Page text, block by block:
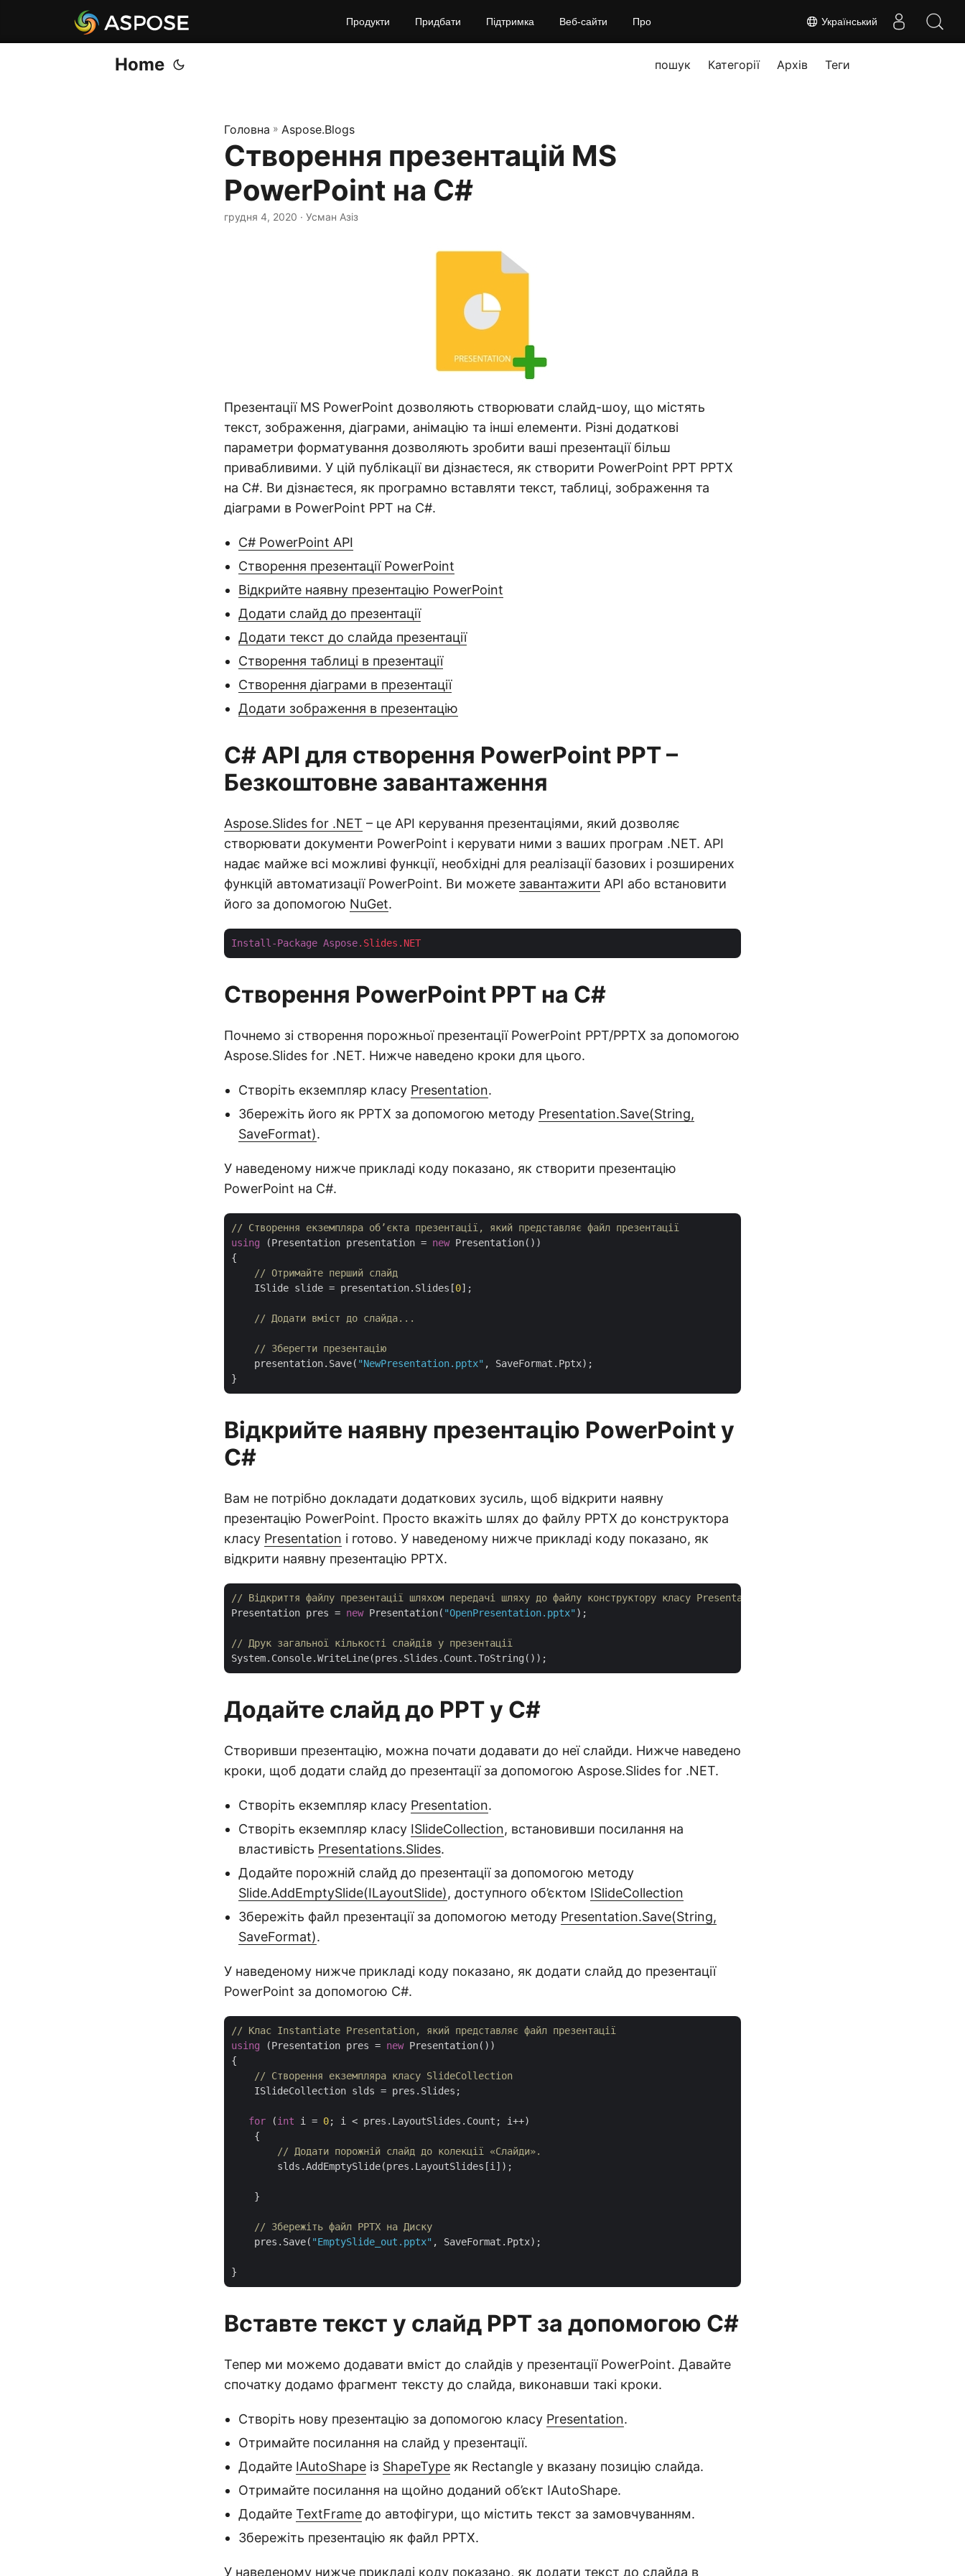
Український
Продукти Придбати Підтримка Веб‑сайти Про
Home пошук Категорії Архів Теги
Головна » Aspose.Blogs
Створення презентацій MS
PowerPoint на C#
грудня 4, 2020 · Усман Азіз
Презентації MS PowerPoint дозволяють створювати слайд-шоу, що містять
текст, зображення, діаграми, анімацію та інші елементи. Різні додаткові
параметри форматування дозволяють зробити ваші презентації більш
привабливими. У цій публікації ви дізнаєтеся, як створити PowerPoint PPT PPTX
на C#. Ви дізнаєтеся, як програмно вставляти текст, таблиці, зображення та
діаграми в PowerPoint PPT на C#.
C# PowerPoint API
Створення презентації PowerPoint
Відкрийте наявну презентацію PowerPoint
Додати слайд до презентації
Додати текст до слайда презентації
Створення таблиці в презентації
Створення діаграми в презентації
Додати зображення в презентацію
C# API для створення PowerPoint PPT –
Безкоштовне завантаження
Aspose.Slides for .NET – це API керування презентаціями, який дозволяє
створювати документи PowerPoint і керувати ними з ваших програм .NET. API
надає майже всі можливі функції, необхідні для реалізації базових і розширених
функцій автоматизації PowerPoint. Ви можете завантажити API або встановити
його за допомогою NuGet.
Install-Package Aspose.Slides .NET
Створення PowerPoint PPT на C#
Почнемо зі створення порожньої презентації PowerPoint PPT/PPTX за допомогою
Aspose.Slides for .NET. Нижче наведено кроки для цього.
Створіть екземпляр класу Presentation.
Збережіть його як PPTX за допомогою методу Presentation.Save(String,
SaveFormat).
У наведеному нижче прикладі коду показано, як створити презентацію
PowerPoint на C#.
// Створення екземпляра об’єкта презентації, який представляє файл презентації
using (Presentation presentation = new Presentation())
{
// Отримайте перший слайд
    ISlide slide = presentation.Slides[
0];
// Додати вміст до слайда...
// Зберегти презентацію
    presentation.Save(
"NewPresentation.pptx" , SaveFormat.Pptx);
Відкрийте наявну презентацію PowerPoint у
C#
Вам не потрібно докладати додаткових зусиль, щоб відкрити наявну
презентацію PowerPoint. Просто вкажіть шлях до файлу PPTX до конструктора
класу Presentation і готово. У наведеному нижче прикладі коду показано, як
відкрити наявну презентацію PPTX.
// Відкриття файлу презентації шляхом передачі шляху до файлу конструктору класу Presentation
Presentation pres = new Presentation( "OpenPresentation.pptx" );
// Друк загальної кількості слайдів у презентації
Додайте слайд до PPT у C#
Створивши презентацію, можна почати додавати до неї слайди. Нижче наведено
кроки, щоб додати слайд до презентації за допомогою Aspose.Slides for .NET.
Створіть екземпляр класу Presentation.
Створіть екземпляр класу ISlideCollection, встановивши посилання на
властивість Presentations.Slides.
Додайте порожній слайд до презентації за допомогою методу
Slide.AddEmptySlide(ILayoutSlide), доступного об’єктом ISlideCollection
Збережіть файл презентації за допомогою методу Presentation.Save(String,
SaveFormat).
У наведеному нижче прикладі коду показано, як додати слайд до презентації
PowerPoint за допомогою C#.
// Клас Instantiate Presentation, який представляє файл презентації
using (Presentation pres = new Presentation())
{
// Створення екземпляра класу SlideCollection
    ISlideCollection slds = pres.Slides;
for (int i = 0; i < pres.LayoutSlides.Count; i++)
    {
// Додати порожній слайд до колекції «Слайди».
        slds.AddEmptySlide(pres.LayoutSlides[i]);
    }
// Збережіть файл PPTX на Диску
    pres.Save(
"EmptySlide_out.pptx" , SaveFormat.Pptx);
Вставте текст у слайд PPT за допомогою C#
Тепер ми можемо додавати вміст до слайдів у презентації PowerPoint. Давайте
спочатку додамо фрагмент тексту до слайда, виконавши такі кроки.
Створіть нову презентацію за допомогою класу Presentation.
Отримайте посилання на слайд у презентації.
Додайте IAutoShape із ShapeType як Rectangle у вказану позицію слайда.
Отримайте посилання на щойно доданий об’єкт IAutoShape.
Додайте TextFrame до автофігури, що містить текст за замовчуванням.
Збережіть презентацію як файл PPTX.
У наведеному нижче прикладі коду показано, як додати текст до слайда в